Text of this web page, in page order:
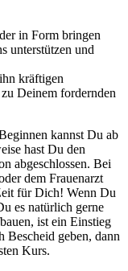
in Form bringen
unterstützen und
kräftigen
Deinem fordernden
kannst Du ab
hast Du den
abgeschlossen. Bei
dem Frauenarzt
für Dich! Wenn Du
es natürlich gerne
ist ein Einstieg
geben, dann
Kurs.